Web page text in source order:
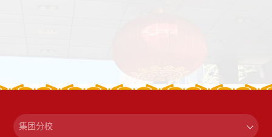
集团分校